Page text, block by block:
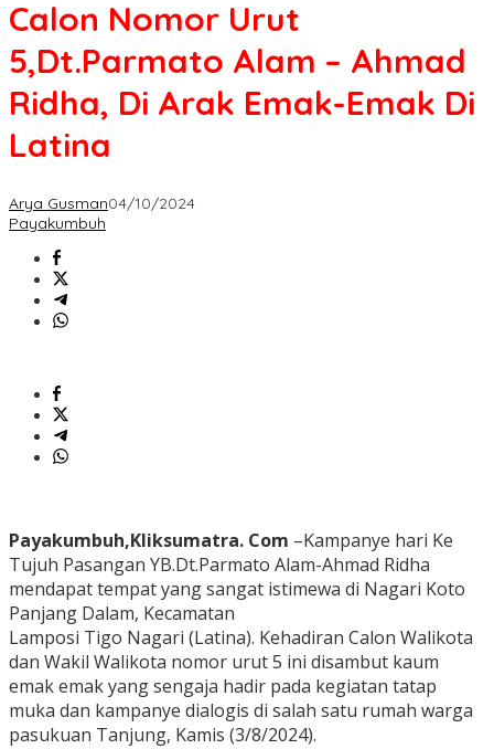
Calon Nomor Urut
5,Dt.Parmato Alam – Ahmad
Ridha, Di Arak Emak-Emak Di
Latina
Arya Gusman04/10/2024
Payakumbuh
Payakumbuh,Kliksumatra. Com –Kampanye hari Ke
Tujuh Pasangan YB.Dt.Parmato Alam-Ahmad Ridha
mendapat tempat yang sangat istimewa di Nagari Koto
Panjang Dalam, Kecamatan
Lamposi Tigo Nagari (Latina). Kehadiran Calon Walikota
dan Wakil Walikota nomor urut 5 ini disambut kaum
emak emak yang sengaja hadir pada kegiatan tatap
muka dan kampanye dialogis di salah satu rumah warga
pasukuan Tanjung, Kamis (3/8/2024).